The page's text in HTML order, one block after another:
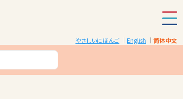
やさしいにほんご English 简体中文